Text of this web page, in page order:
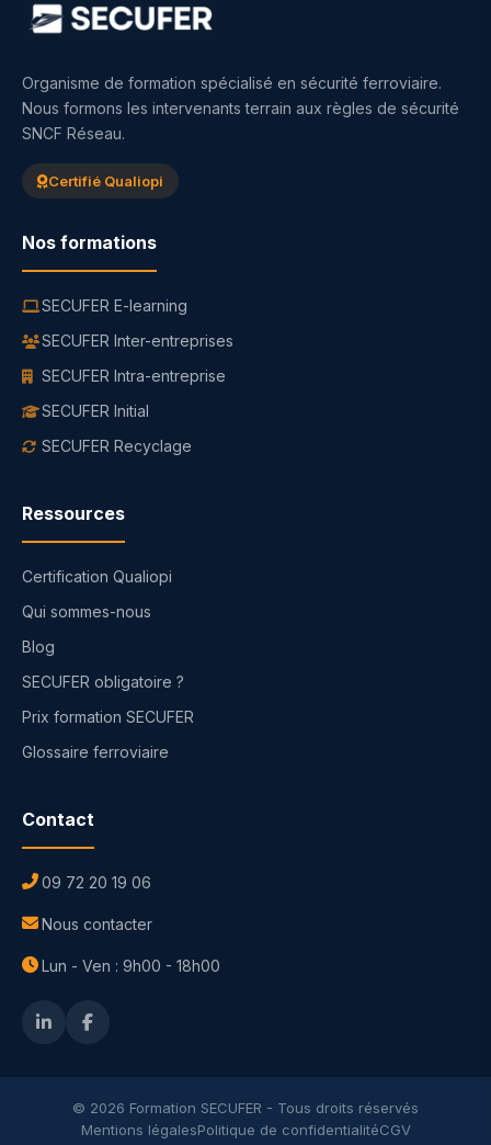
Organisme de formation spécialisé en sécurité ferroviaire.
Nous formons les intervenants terrain aux règles de sécurité
SNCF Réseau.
Certifié Qualiopi
Nos formations
SECUFER E-learning
SECUFER Inter-entreprises
SECUFER Intra-entreprise
SECUFER Initial
SECUFER Recyclage
Ressources
Certification Qualiopi
Qui sommes-nous
Blog
SECUFER obligatoire ?
Prix formation SECUFER
Glossaire ferroviaire
Contact
09 72 20 19 06
Nous contacter
Lun - Ven : 9h00 - 18h00
© 2026 Formation SECUFER - Tous droits réservés
Mentions légalesPolitique de confidentialitéCGV